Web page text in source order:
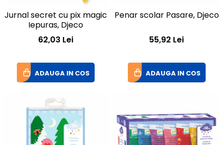
Jurnal secret cu pix magic
Iepuras, Djeco
62,03 Lei
ADAUGA IN COS
Penar scolar Pasare, Djeco
55,92 Lei
ADAUGA IN COS